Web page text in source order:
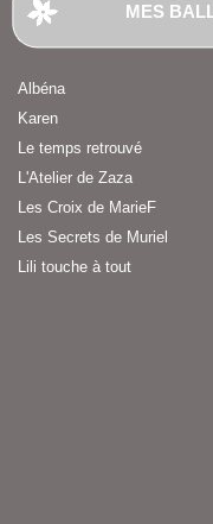
MES
Albéna
Karen
Le temps retrouvé
L'Atelier de Zaza
Les Croix de MarieF
Les Secrets de Muriel
Lili touche à tout